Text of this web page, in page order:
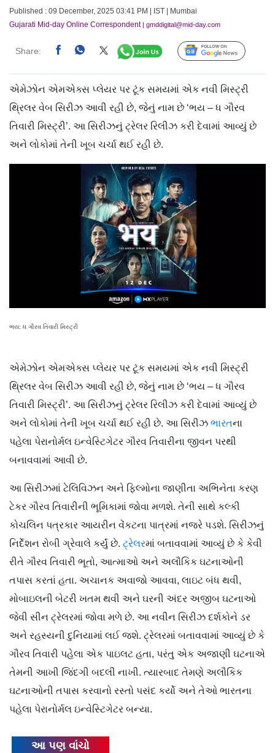
Published : 09 December, 2025 03:41 PM | IST | Mumbai
Gujarati Mid-day Online Correspondent| gmddigital@mid-day.com
Share: Follow Us
એમેઝોન એમએક્સ પ્લેયર પર ટૂંક સમયમાં એક નવી મિસ્ટ્રી
થ્રિલર વેબ સિરીઝ આવી રહી છે, જેનું નામ છે ‘ભય – ધ ગૌરવ
તિવારી મિસ્ટ્રી’. આ સિરીઝનું ટ્રેલર રિલીઝ કરી દેવામાં આવ્યું છે
અને લોકોમાં તેની ખૂબ ચર્ચા થઈ રહી છે.
ભય: ધ ગૌરવ તિવારી મિસ્ટ્રી
એમેઝોન એમએક્સ પ્લેયર પર ટૂંક સમયમાં એક નવી મિસ્ટ્રી
થ્રિલર વેબ સિરીઝ આવી રહી છે, જેનું નામ છે ‘ભય – ધ ગૌરવ
તિવારી મિસ્ટ્રી’. આ સિરીઝનું ટ્રેલર રિલીઝ કરી દેવામાં આવ્યું છે
અને લોકોમાં તેની ખૂબ ચર્ચા થઈ રહી છે. આ સિરીઝ ભારતના
પહેલા પેરાનોર્મલ ઇન્વેસ્ટિગેટર ગૌરવ તિવારીના જીવન પરથી
બનાવવામાં આવી છે.
આ સિરીઝમાં ટેલિવિઝન અને ફિલ્મોના જાણીતા અભિનેતા કરણ
ટેકર ગૌરવ તિવારીની ભૂમિકામાં જોવા મળશે. તેની સાથે કલ્કી
કોચલિન પત્રકાર આયરીન વેંકટના પાત્રમાં નજરે પડશે. સિરીઝનું
નિર્દેશન રોબી ગ્રેવાલે કર્યું છે. ટ્રેલરમાં બતાવવામાં આવ્યું છે કે કેવી
રીતે ગૌરવ તિવારી ભૂતો, આત્માઓ અને અલૌકિક ઘટનાઓની
તપાસ કરતાં હતા. અચાનક અવાજો આવવા, લાઇટ બંધ થવી,
મોબાઇલની બેટરી ખતમ થવી અને ઘરની અંદર અજીબ ઘટનાઓ
જેવી સીન ટ્રેલરમાં જોવા મળે છે. આ નવીન સિરીઝ દર્શકોને ડર
અને રહસ્યની દુનિયામાં લઈ જશે. ટ્રેલરમાં બતાવવામાં આવ્યું છે કે
ગૌરવ તિવારી પહેલા એક પાઇલટ હતા, પરંતુ એક અજાણી ઘટનાએ
તેમની આખી જિંદગી બદલી નાખી. ત્યારબાદ તેમણે અલૌકિક
ઘટનાઓની તપાસ કરવાનો રસ્તો પસંદ કર્યો અને તેઓ ભારતના
પહેલા પેરાનોર્મલ ઇન્વેસ્ટિગેટર બન્યા.
આ પણ વાંચો